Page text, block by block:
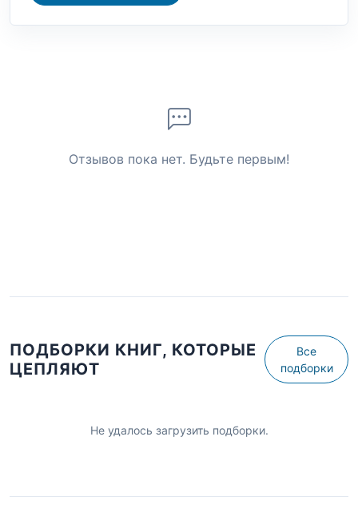
Отзывов пока нет. Будьте первым!
ПОДБОРКИ КНИГ, КОТОРЫЕ
ЦЕПЛЯЮТ
Все
подборки
Не удалось загрузить подборки.